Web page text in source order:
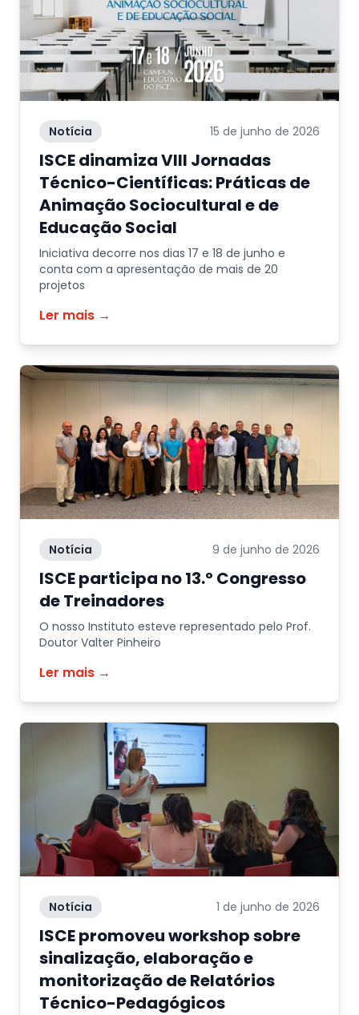
Notícia 15 de junho de 2026
ISCE dinamiza VIII Jornadas
Técnico-Científicas: Práticas de
Animação Sociocultural e de
Educação Social
Iniciativa decorre nos dias 17 e 18 de junho e
conta com a apresentação de mais de 20
projetos
Ler mais →
Notícia 9 de junho de 2026
ISCE participa no 13.º Congresso
de Treinadores
O nosso Instituto esteve representado pelo Prof.
Doutor Valter Pinheiro
Ler mais →
Notícia 1 de junho de 2026
ISCE promoveu workshop sobre
sinalização, elaboração e
monitorização de Relatórios
Técnico-Pedagógicos